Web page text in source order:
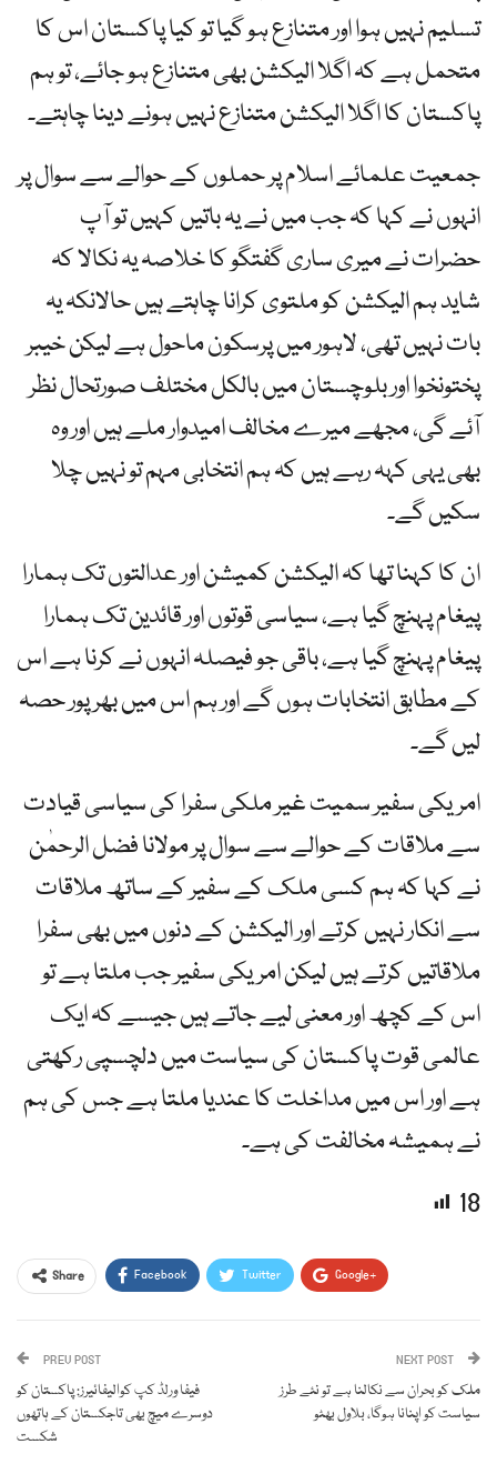
تسلیم نہیں ہوا اور متنازع ہو گیا تو کیا پاکستان اس کا
متحمل ہے کہ اگلا الیکشن بھی متنازع ہو جائے، تو ہم
پاکستان کا اگلا الیکشن متنازع نہیں ہونے دینا چاہتے۔
جمعیت علمائے اسلام پر حملوں کے حوالے سے سوال پر
انہوں نے کہا کہ جب میں نے یہ باتیں کہیں تو آپ
حضرات نے میری ساری گفتگو کا خلاصہ یہ نکالا کہ
شاید ہم الیکشن کو ملتوی کرانا چاہتے ہیں حالانکہ یہ
بات نہیں تھی، لاہور میں پرسکون ماحول ہے لیکن خیبر
پختونخوا اور بلوچستان میں بالکل مختلف صورتحال نظر
آئے گی، مجھے میرے مخالف امیدوار ملے ہیں اور وہ
بھی یہی کہہ رہے ہیں کہ ہم انتخابی مہم تو نہیں چلا
سکیں گے۔
ان کا کہنا تھا کہ الیکشن کمیشن اور عدالتوں تک ہمارا
پیغام پہنچ گیا ہے، سیاسی قوتوں اور قائدین تک ہمارا
پیغام پہنچ گیا ہے، باقی جو فیصلہ انہوں نے کرنا ہے اس
کے مطابق انتخابات ہوں گے اور ہم اس میں بھرپور حصہ
لیں گے۔
امریکی سفیر سمیت غیر ملکی سفرا کی سیاسی قیادت
سے ملاقات کے حوالے سے سوال پر مولانا فضل الرحمٰن
نے کہا کہ ہم کسی ملک کے سفیر کے ساتھ ملاقات
سے انکار نہیں کرتے اور الیکشن کے دنوں میں بھی سفرا
ملاقاتیں کرتے ہیں لیکن امریکی سفیر جب ملتا ہے تو
اس کے کچھ اور معنی لیے جاتے ہیں جیسے کہ ایک
عالمی قوت پاکستان کی سیاست میں دلچسپی رکھتی
ہے اور اس میں مداخلت کا عندیا ملتا ہے جس کی ہم
نے ہمیشہ مخالفت کی ہے۔
18
Share Facebook Twitter Google+
Email
PREV POST
فیفا ورلڈ کپ کوالیفائیرز: پاکستان کو
دوسرے میچ بھی تاجکستان کے ہاتھوں
شکست
NEXT POST
ملک کو بحران سے نکالنا ہے تو نئے طرز
سیاست کو اپنانا ہوگا، بلاول بھٹو